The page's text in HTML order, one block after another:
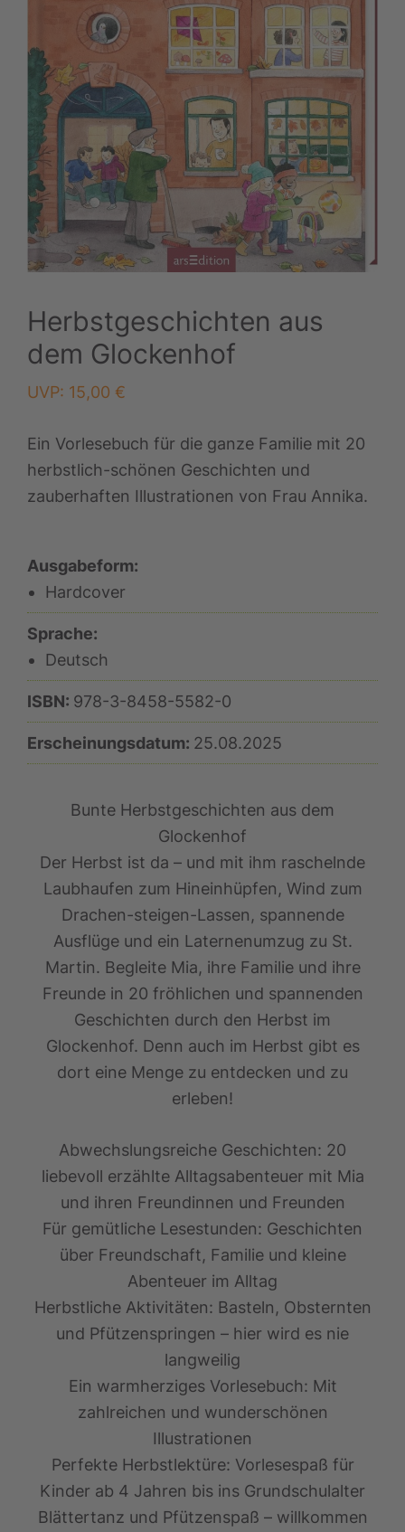
Herbstgeschichten aus
dem Glockenhof
UVP: 15,00 €
Ein Vorlesebuch für die ganze Familie mit 20
herbstlich-schönen Geschichten und
zauberhaften Illustrationen von Frau Annika.
Ausgabeform:
Hardcover
Sprache:
Deutsch
ISBN: 978-3-8458-5582-0
Erscheinungsdatum: 25.08.2025
Bunte Herbstgeschichten aus dem
Glockenhof
Der Herbst ist da – und mit ihm raschelnde
Laubhaufen zum Hineinhüpfen, Wind zum
Drachen-steigen-Lassen, spannende
Ausflüge und ein Laternenumzug zu St.
Martin. Begleite Mia, ihre Familie und ihre
Freunde in 20 fröhlichen und spannenden
Geschichten durch den Herbst im
Glockenhof. Denn auch im Herbst gibt es
dort eine Menge zu entdecken und zu
erleben!
Abwechslungsreiche Geschichten: 20
liebevoll erzählte Alltagsabenteuer mit Mia
und ihren Freundinnen und Freunden
Für gemütliche Lesestunden: Geschichten
über Freundschaft, Familie und kleine
Abenteuer im Alltag
Herbstliche Aktivitäten: Basteln, Obsternten
und Pfützenspringen – hier wird es nie
langweilig
Ein warmherziges Vorlesebuch: Mit
zahlreichen und wunderschönen
Illustrationen
Perfekte Herbstlektüre: Vorlesespaß für
Kinder ab 4 Jahren bis ins Grundschulalter
Blättertanz und Pfützenspaß – willkommen